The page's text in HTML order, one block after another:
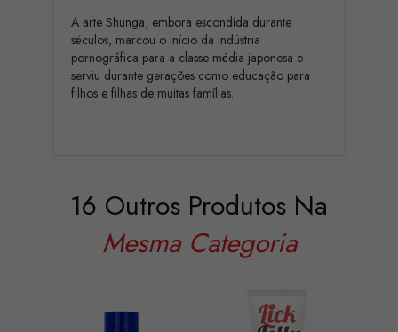
A arte Shunga, embora escondida durante
séculos, marcou o início da indústria
pornográfica para a classe média japonesa e
serviu durante gerações como educação para
filhos e filhas de muitas famílias.
16 Outros Produtos Na
Mesma Categoria